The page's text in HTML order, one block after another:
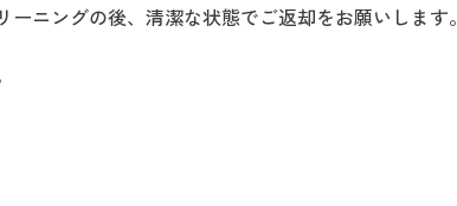
ニングの後、清潔な状態でご返却をお願いします。